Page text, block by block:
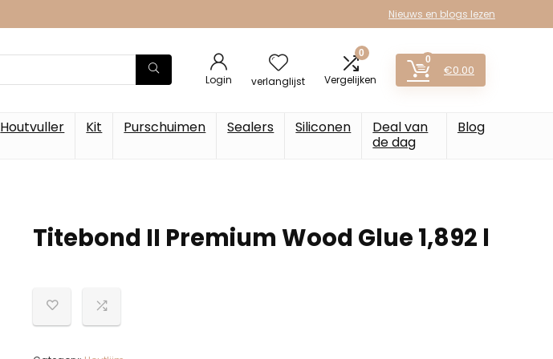
Nieuws en blogs lezen
Login verlanglijst
0
Vergelijken
0
€0.00
Houtvuller Kit Purschuimen Sealers Siliconen
Deal van
de dag
Blog
Titebond II Premium Wood Glue 1,892 l